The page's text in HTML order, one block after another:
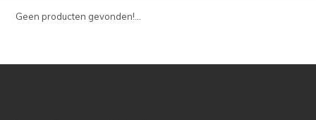
Geen producten gevonden!...